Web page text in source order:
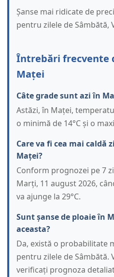
Șanse mai ridicate de
pentru zilele de Sâmbătă,
Întrebări frecvente
Maței
Câte grade sunt azi în
Astăzi, în Maței,
o minimă de 14°C și o
Care va fi cea mai caldă
Maței?
Conform prognozei pe 7
Marți, 11 august 2026,
va ajunge la 29°C.
Sunt șanse de ploaie în
aceasta?
Da, există o probabilitate
pentru zilele de Sâmbătă.
verificați prognoza